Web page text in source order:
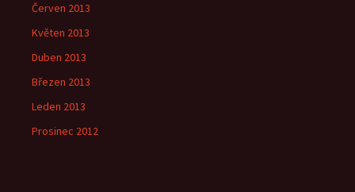
Červen 2013
Květen 2013
Duben 2013
Březen 2013
Leden 2013
Prosinec 2012